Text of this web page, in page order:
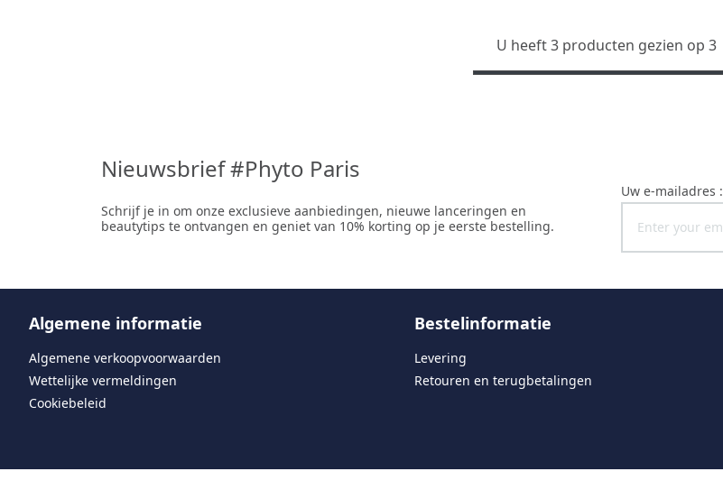
U heeft 3 producten gezien op 3
Nieuwsbrief #Phyto Paris
Schrijf je in om onze exclusieve aanbiedingen, nieuwe lanceringen en
beautytips te ontvangen en geniet van 10% korting op je eerste bestelling.
uw e-mailadres :
Algemene informatie
Algemene verkoopvoorwaarden
Wettelijke vermeldingen
Cookiebeleid
Bestelinformatie
Levering
Retouren en terugbetalingen